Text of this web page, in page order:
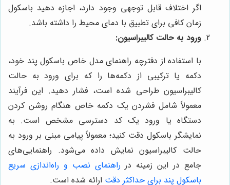
اگر اختلاف قابل توجهی وجود دارد، اجازه دهید باسکول
زمان کافی برای تطبیق با دمای محیط را داشته باشد.
ورود به حالت کالیبراسیون:
با استفاده از دفترچه راهنمای مدل خاص باسکول پند خود،
دکمه یا ترکیبی از دکمه‌ها را که برای ورود به حالت
کالیبراسیون طراحی شده است، فشار دهید. این فرآیند
معمولاً شامل فشردن یک دکمه خاص هنگام روشن کردن
دستگاه یا ورود یک کد دسترسی مشخص است. به
نمایشگر باسکول دقت کنید؛ معمولاً پیامی مبنی بر ورود به
حالت کالیبراسیون نمایش داده می‌شود. راهنمایی‌های
جامع در این زمینه در راهنمای نصب و راه‌اندازی سریع
باسکول پند برای حداکثر دقت ارائه شده است.